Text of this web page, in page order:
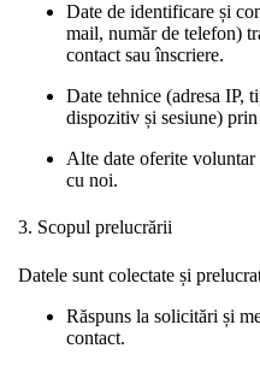
Date de identificare și
mail, număr de telefon)
contact sau înscriere.
Date tehnice (adresa IP,
dispozitiv și sesiune)
Alte date oferite
cu noi.
3. Scopul prelucrării
Datele sunt colectate și
Răspuns la solicitări și
contact.